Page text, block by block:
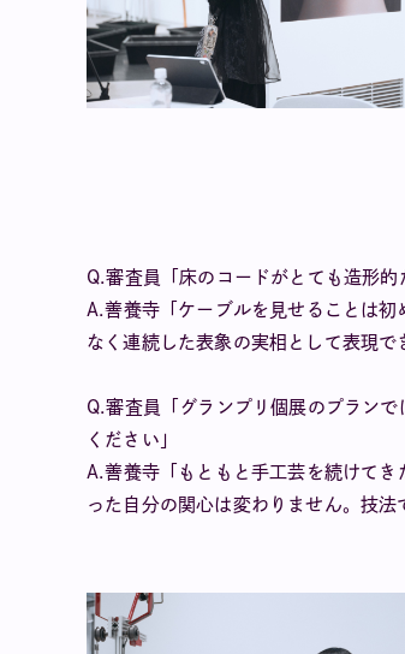
Q.審査員「床のコードがとても造形
A.善養寺「ケーブルを見せることは
なく連続した表象の実相として表現で
Q.審査員「グランプリ個展のプラン
ください」
A.善養寺「もともと手工芸を続けて
った自分の関心は変わりません。技法